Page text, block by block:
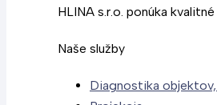
HLINA s.r.o. ponúka
Naše služby
Diagnostika